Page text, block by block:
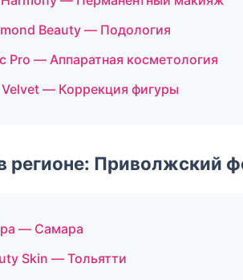
Beauty — Подология
Pro — Аппаратная косметология
— Коррекция фигуры
регионе: Приволжский
— Самара
Skin — Тольятти